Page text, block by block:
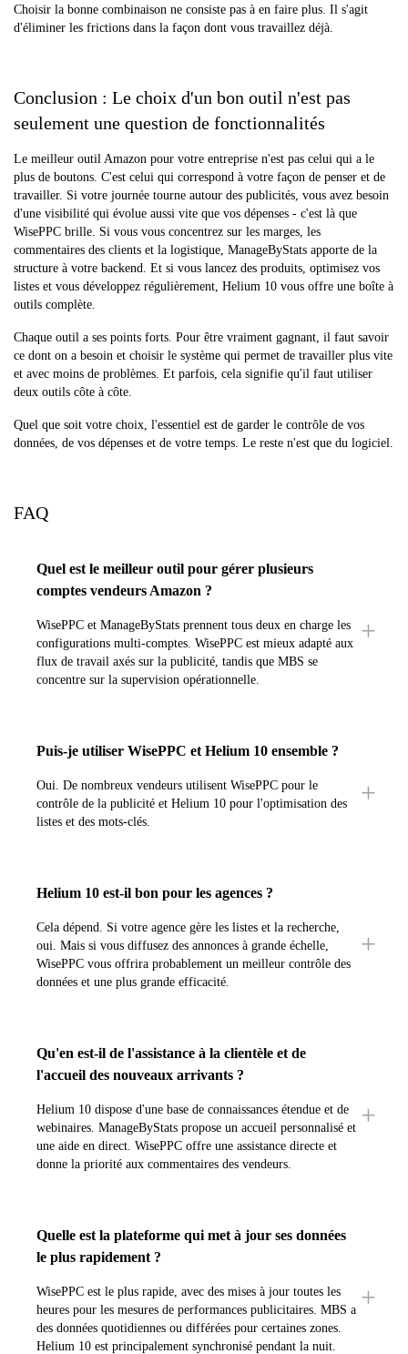
Choisir la bonne combinaison ne consiste pas à en faire plus. Il s'agit
d'éliminer les frictions dans la façon dont vous travaillez déjà.
Conclusion : Le choix d'un bon outil n'est pas
seulement une question de fonctionnalités
Le meilleur outil Amazon pour votre entreprise n'est pas celui qui a le
plus de boutons. C'est celui qui correspond à votre façon de penser et de
travailler. Si votre journée tourne autour des publicités, vous avez besoin
d'une visibilité qui évolue aussi vite que vos dépenses - c'est là que
WisePPC brille. Si vous vous concentrez sur les marges, les
commentaires des clients et la logistique, ManageByStats apporte de la
structure à votre backend. Et si vous lancez des produits, optimisez vos
listes et vous développez régulièrement, Helium 10 vous offre une boîte à
outils complète.
Chaque outil a ses points forts. Pour être vraiment gagnant, il faut savoir
ce dont on a besoin et choisir le système qui permet de travailler plus vite
et avec moins de problèmes. Et parfois, cela signifie qu'il faut utiliser
deux outils côte à côte.
Quel que soit votre choix, l'essentiel est de garder le contrôle de vos
données, de vos dépenses et de votre temps. Le reste n'est que du logiciel.
FAQ
Quel est le meilleur outil pour gérer plusieurs
comptes vendeurs Amazon ?
WisePPC et ManageByStats prennent tous deux en charge les
configurations multi-comptes. WisePPC est mieux adapté aux
flux de travail axés sur la publicité, tandis que MBS se
concentre sur la supervision opérationnelle.
Puis-je utiliser WisePPC et Helium 10 ensemble ?
Oui. De nombreux vendeurs utilisent WisePPC pour le
contrôle de la publicité et Helium 10 pour l'optimisation des
listes et des mots-clés.
Helium 10 est-il bon pour les agences ?
Cela dépend. Si votre agence gère les listes et la recherche,
oui. Mais si vous diffusez des annonces à grande échelle,
WisePPC vous offrira probablement un meilleur contrôle des
données et une plus grande efficacité.
Qu'en est-il de l'assistance à la clientèle et de
l'accueil des nouveaux arrivants ?
Helium 10 dispose d'une base de connaissances étendue et de
webinaires. ManageByStats propose un accueil personnalisé et
une aide en direct. WisePPC offre une assistance directe et
donne la priorité aux commentaires des vendeurs.
Quelle est la plateforme qui met à jour ses données
le plus rapidement ?
WisePPC est le plus rapide, avec des mises à jour toutes les
heures pour les mesures de performances publicitaires. MBS a
des données quotidiennes ou différées pour certaines zones.
Helium 10 est principalement synchronisé pendant la nuit.